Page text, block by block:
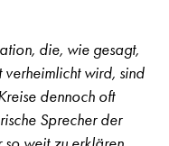
die, wie gesagt,
wird, sind
dennoch oft
Sprecher der